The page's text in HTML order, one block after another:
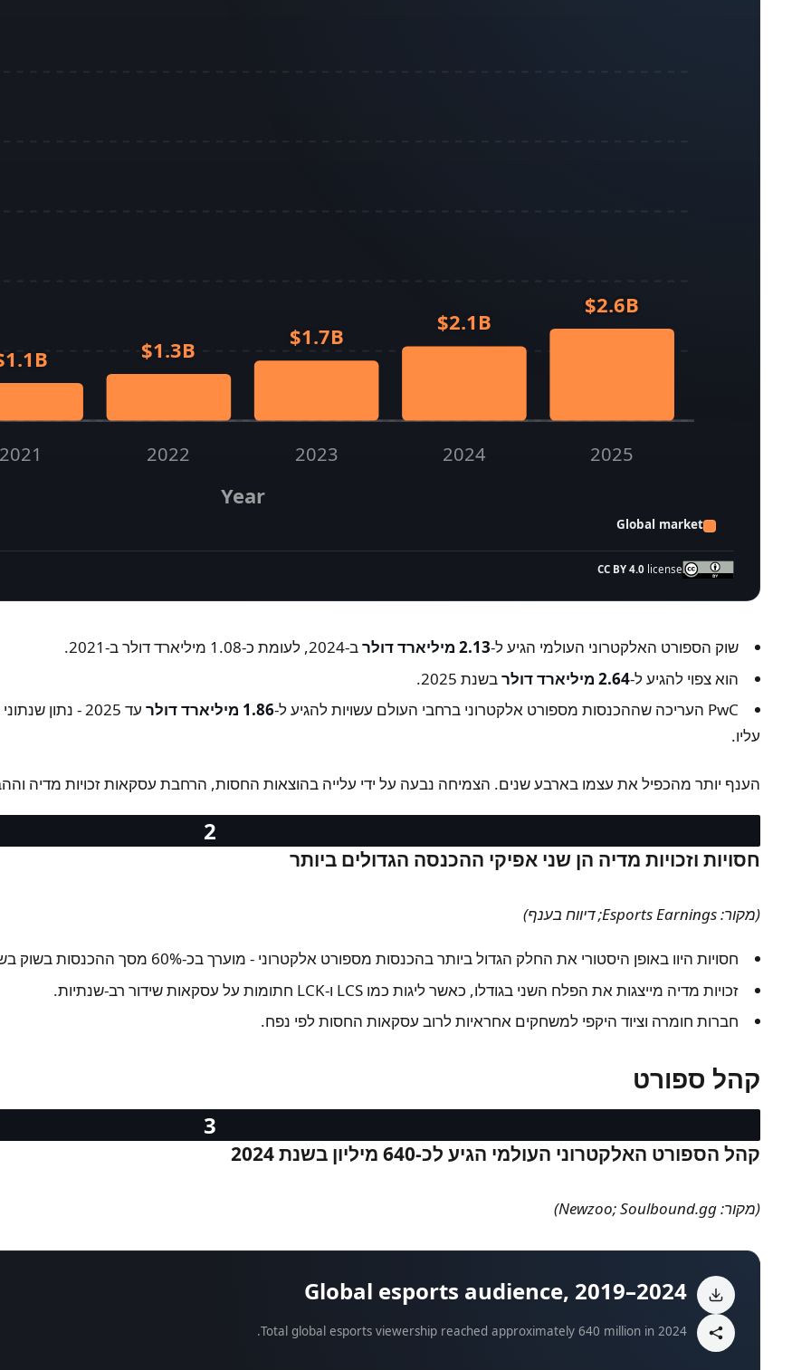
Year
2021
$1.1B
2022
$1.3B
2023
$1.7B
2024
$2.1B
2025
$2.6B
Global market
CC BY 4.0license
Year
Revenue
2020
$0.9B
2021
$1.1B
2022
2024
$2.1B
שוק הספורט האלקטרוני העולמי הגיע ל-2.13 מיליארד דולר
ב-2024, לעומת כ-1.08 מיליארד דולר ב-2021.
הוא צפוי להגיע ל-2.64 מיליארד דולר
בשנת 2025.
PwC העריכה שההכנסות מספורט אלקטרוני ברחבי העולם עשויות להגיע ל-
1.86 מיליארד דולר
עליו.
הענף יותר מהכפיל את עצמו בארבע שנים. הצמיחה נבעה על ידי עלייה בהוצאות החסות, הרחבת עסקאות זכויות מדיה
חסויות וזכויות מדיה הן שני אפיקי ההכנסה הגדולים ביותר
(מקור: Esports Earnings; דיווח בענף)
חסויות היוו באופן היסטורי את החלק הגדול ביותר בהכנסות מספורט אלקטרוני - מוערך בכ-60% מסך ההכנסות בשוק בשנים האחרונות.
זכויות מדיה מייצגות את הפלח השני בגודלו, כאשר ליגות כמו LCS ו-LCK חתומות על עסקאות שידור רב-שנתיות.
חברות חומרה וציוד היקפי למשחקים אחראיות לרוב עסקאות החסות לפי נפח.
קהל ספורט
קהל הספורט האלקטרוני העולמי הגיע לכ-640 מיליון בשנת 2024
(מקור: Newzoo; Soulbound.gg)
Global esports audience, 2019–2024
Total global esports viewership reached approximately 640 million in 2024.